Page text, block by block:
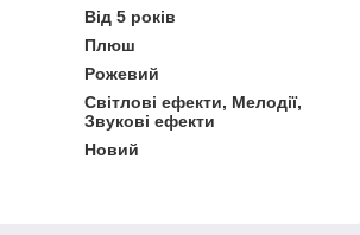
Від 5 років
Плюш
Рожевий
Світлові ефекти, Мелодії,
Звукові ефекти
Новий